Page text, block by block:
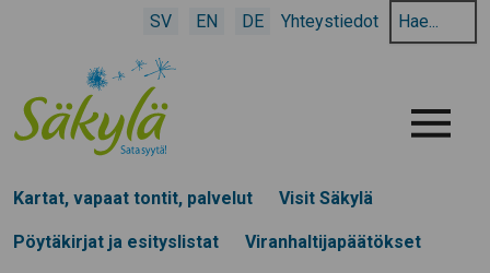
SV EN DE Yhteystiedot
Hae
hakusanalla:
Menu
Kartat, vapaat tontit, palvelut Visit Säkylä
Pöytäkirjat ja esityslistat Viranhaltijapäätökset